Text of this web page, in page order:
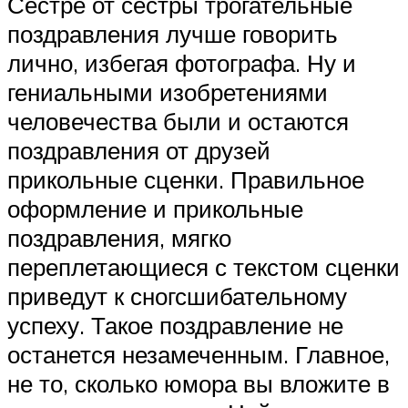
поздравления лучше говорить
лично, избегая фотографа. Ну и
гениальными изобретениями
человечества были и остаются
поздравления от друзей
прикольные сценки. Правильное
оформление и прикольные
поздравления, мягко
переплетающиеся с текстом сценки
приведут к сногсшибательному
успеху. Такое поздравление не
останется незамеченным. Главное,
не то, сколько юмора вы вложите в